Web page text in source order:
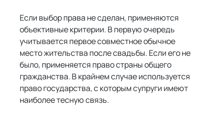
Если выбор права не сделан, применяются
объективные критерии. В первую очередь
учитывается первое совместное обычное
место жительства после свадьбы. Если его не
было, применяется право страны общего
гражданства. В крайнем случае используется
право государства, с которым супруги имеют
наиболее тесную связь.